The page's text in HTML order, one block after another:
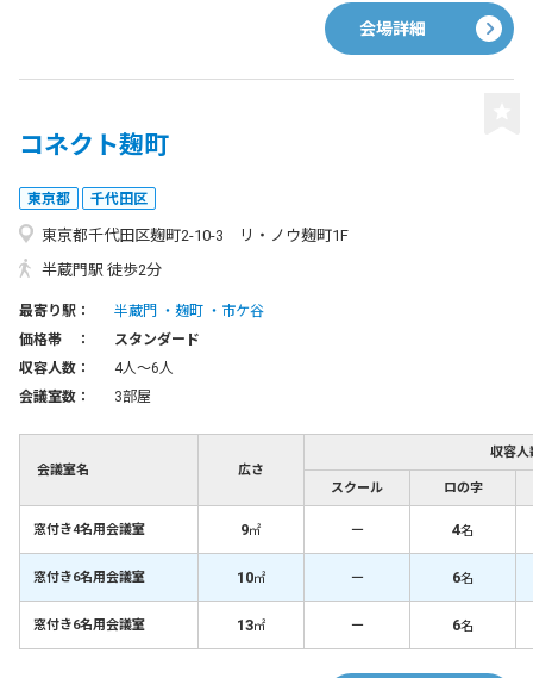
会場詳細
コネクト麹町
東京都 千代田区
東京都千代田区麹町2-10-3 リ・ノウ麹町1F
半蔵門駅 徒歩2分
最寄り駅： 半蔵門 麹町
市ケ谷
価格帯 ：
スタンダード
収容人数：
4人〜6人
会議室数：
3部屋
会議室名 広さ
収容人
スクール ロの字
窓付き4名用会議室 9㎡ － 4名
窓付き6名用会議室 10㎡ － 6名
窓付き6名用会議室 13㎡ － 6名